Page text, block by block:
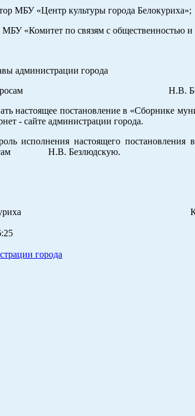
МБУ «Центр культуры города Белокуриха»;
МБУ «Комитет по связям с общественностью
администрации города
вопросам Н.В.
постановление в «Сборнике
- сайте администрации города.
настоящего постановления
Н.В. Безлюдскую.
Белокуриха К.И.
города